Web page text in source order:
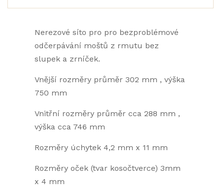
Nerezové síto pro pro bezproblémové
odčerpávání moštů z rmutu bez
slupek a zrníček.
Vnější rozměry průměr 302 mm , výška
750 mm
Vnitřní rozměry průměr cca 288 mm ,
výška cca 746 mm
Rozměry úchytek 4,2 mm x 11 mm
Rozměry oček (tvar kosočtverce) 3mm
x 4 mm